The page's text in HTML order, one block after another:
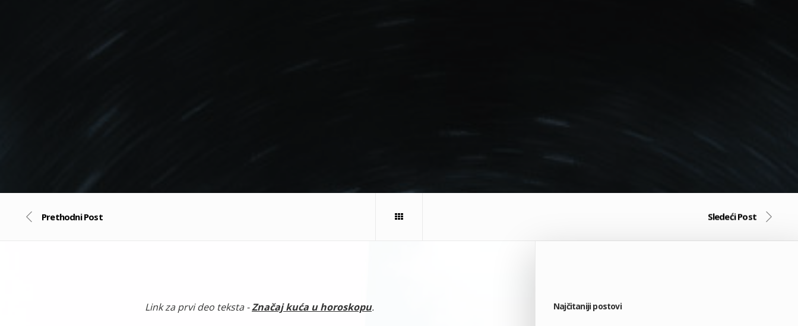
Prethodni Post Sledeći Post
Link za prvi deo teksta -Značaj kuća u horoskopu.
Najčitaniji postovi